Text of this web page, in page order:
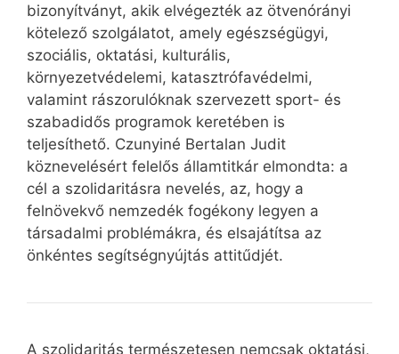
bizonyítványt, akik elvégezték az ötvenórányi
kötelező szolgálatot, amely egészségügyi,
szociális, oktatási, kulturális,
környezetvédelemi, katasztrófavédelmi,
valamint rászorulóknak szervezett sport- és
szabadidős programok keretében is
teljesíthető. Czunyiné Bertalan Judit
köznevelésért felelős államtitkár elmondta: a
cél a szolidaritásra nevelés, az, hogy a
felnövekvő nemzedék fogékony legyen a
társadalmi problémákra, és elsajátítsa az
önkéntes segítségnyújtás attitűdjét.
A szolidaritás természetesen nemcsak oktatási,